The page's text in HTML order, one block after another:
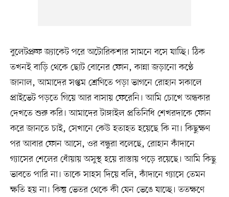
বুলেটপ্রুফ জ্যাকেট পরে অটোরিকশার সামনে বসে যাচ্ছি। ঠিক
তখনই বাড়ি থেকে ছোট বোনের ফোন, কান্না জড়ানো কণ্ঠে
জানাল, আমাদের সপ্তম শ্রেণিতে পড়া ভাগনে রোহান সকালে
প্রাইভেট পড়তে গিয়ে আর বাসায় ফেরেনি। আমি চোখে অন্ধকার
দেখতে শুরু করি। আমাদের টাঙ্গাইল প্রতিনিধি শেখরদাকে ফোন
করে জানতে চাই, সেখানে কেউ হতাহত হয়েছে কি না। কিছুক্ষণ
পর আবার ফোন আসে, ওর বন্ধুরা বলেছে, রোহান কাঁদানে
গ্যাসের শেলের ধোঁয়ায় অসুস্থ হয়ে রাস্তায় পড়ে রয়েছে। আমি কিছু
ভাবতে পারি না। তাকে সাহস দিয়ে বলি, কাঁদানে গ্যাসে তেমন
ক্ষতি হয় না। কিন্তু ভেতর থেকে কী যেন ভেঙে যাচ্ছে। ততক্ষণে